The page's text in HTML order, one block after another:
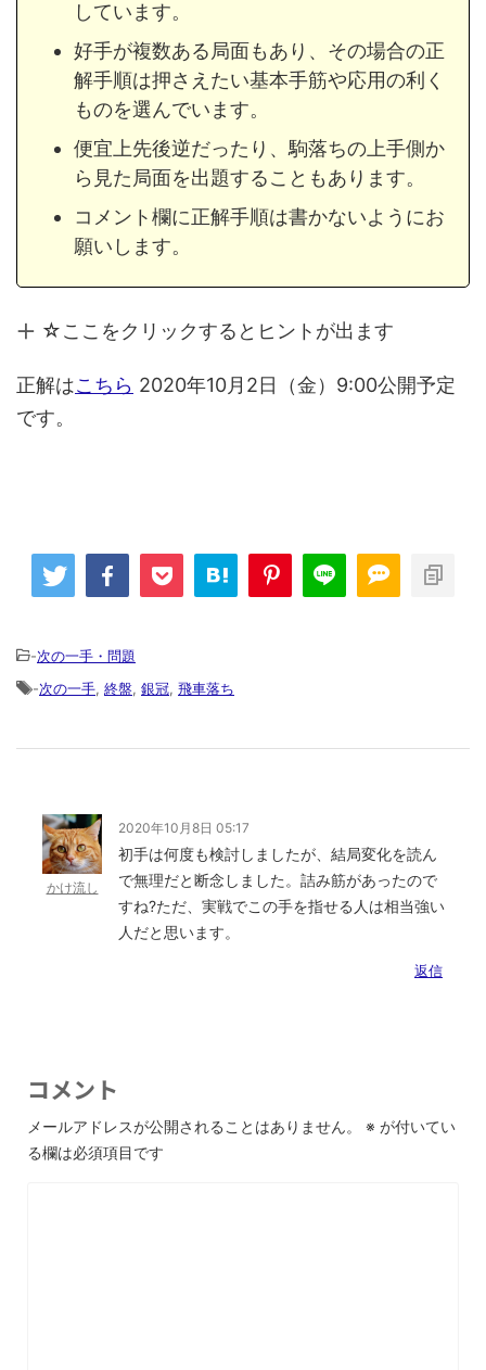
しています。
好手が複数ある局面もあり、その場合の正
解手順は押さえたい基本手筋や応用の利く
ものを選んでいます。
便宜上先後逆だったり、駒落ちの上手側か
ら見た局面を出題することもあります。
コメント欄に正解手順は書かないようにお
願いします。
☆ここをクリックするとヒントが出ます
正解はこちら 2020年10月2日（金）9:00公開予定
です。
-次の一手・問題
-次の一手, 終盤, 銀冠, 飛車落ち
かけ流し
2020年10月8日 05:17
初手は何度も検討しましたが、結局変化を読ん
で無理だと断念しました。詰み筋があったので
すね?ただ、実戦でこの手を指せる人は相当強い
人だと思います。
返信
コメント
メールアドレスが公開されることはありません。 ※ が付いてい
る欄は必須項目です